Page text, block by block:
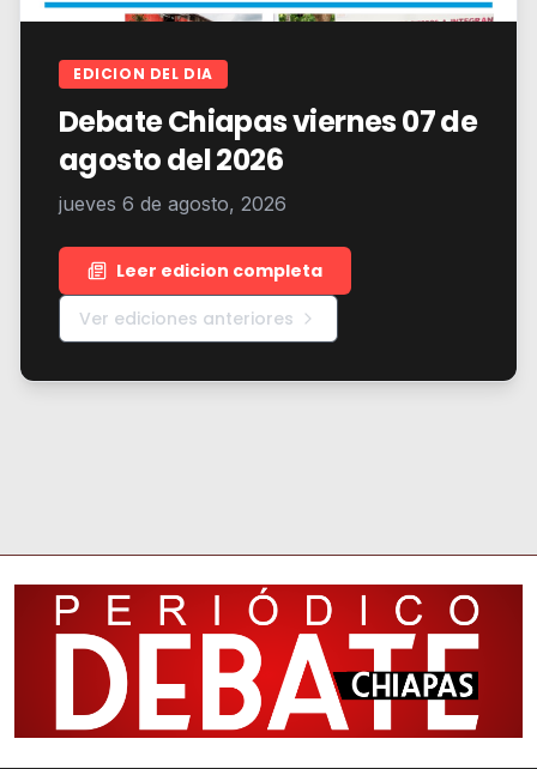
EDICION DEL DIA
Debate Chiapas viernes 07 de
agosto del 2026
jueves 6 de agosto, 2026
Leer edicion completa
Ver ediciones anteriores